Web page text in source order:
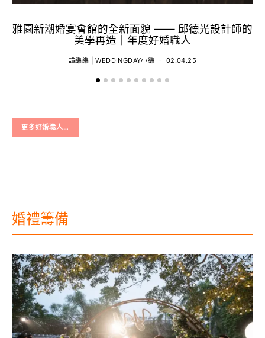
雅園新潮婚宴會館的全新面貌 —— 邱德光設計師的
美學再造｜年度好婚職人
譚編編 | WEDDINGDAY小編 02.04.25
更多好婚職人…
婚禮籌備